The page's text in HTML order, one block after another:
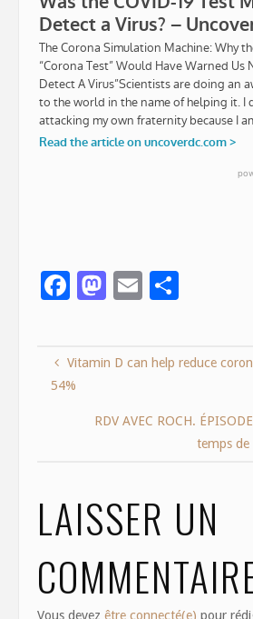
F
b
o
M
d
n
E
l
e
Vitamin D can help reduce
54%
RDV AVEC ROCH.
temps de
LAISSER UN
Vous devezêtre connecté(e) pour